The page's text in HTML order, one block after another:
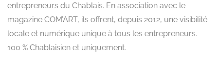
entrepreneurs du Chablais. En association avec le
magazine COM’ART, ils offrent, depuis 2012, une visibilité
locale et numérique unique à tous les entrepreneurs.
100 % Chablaisien et uniquement.